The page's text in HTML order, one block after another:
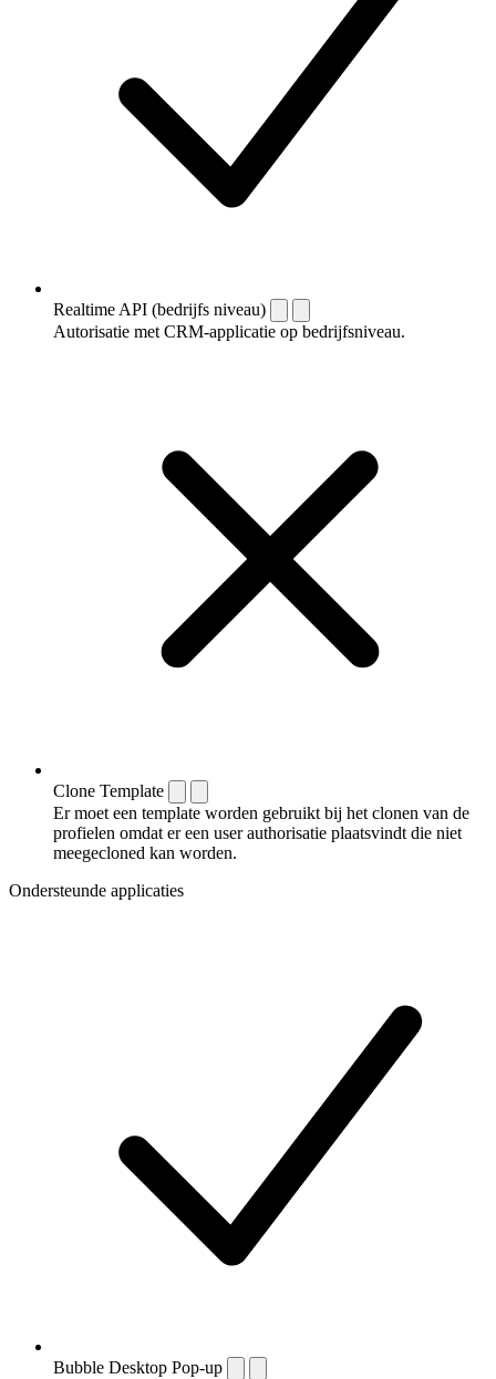
Realtime API (bedrijfs niveau)
Autorisatie met CRM-applicatie op bedrijfsniveau.
Clone Template
Er moet een template worden gebruikt bij het clonen van de
profielen omdat er een user authorisatie plaatsvindt die niet
meegecloned kan worden.
Ondersteunde applicaties
Bubble Desktop Pop-up